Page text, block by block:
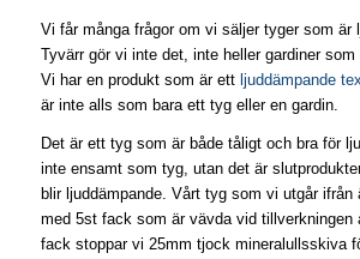
Vi får många frågor om vi säljer tyger som är
Tyvärr gör vi inte det, inte heller gardiner som
Vi har en produkt som är ett ljuddämpande
är inte alls som bara ett tyg eller en gardin.
Det är ett tyg som är både tåligt och bra för
inte ensamt som tyg, utan det är
blir ljuddämpande. Vårt tyg som vi utgår ifrån
med 5st fack som är vävda vid tillverkningen
fack stoppar vi 25mm tjock mineralullsskiva